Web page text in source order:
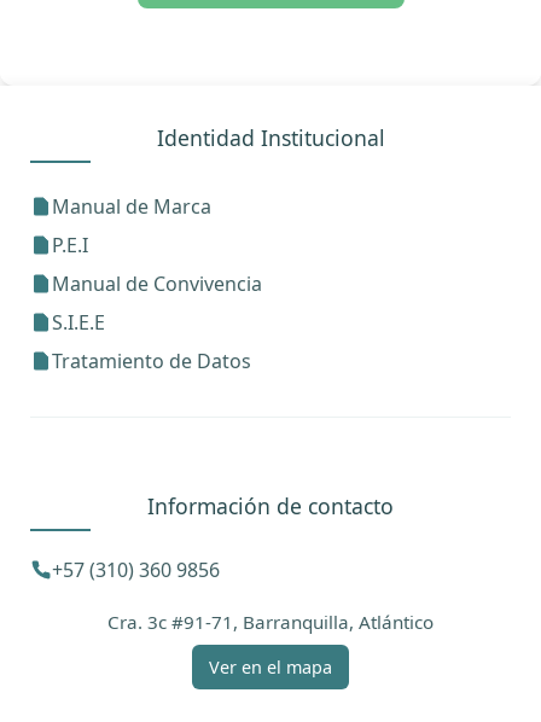
Identidad Institucional
Manual de Marca
P.E.I
Manual de Convivencia
S.I.E.E
Tratamiento de Datos
Información de contacto
+57 (310) 360 9856
Cra. 3c #91-71, Barranquilla, Atlántico
Ver en el mapa